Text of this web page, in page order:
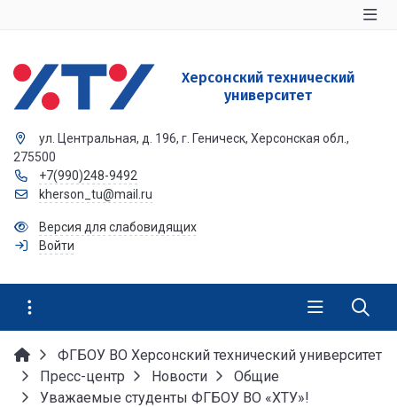
Херсонский технический
университет
ул. Центральная, д. 196, г. Геническ, Херсонская обл.,
275500
+7(990)248-9492
kherson_tu@mail.ru
Версия для слабовидящих
Войти
ФГБОУ ВО Херсонский технический университет
Пресс-центр
Новости
Общие
Уважаемые студенты ФГБОУ ВО «ХТУ»!